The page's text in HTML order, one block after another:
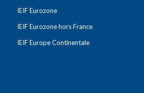
IEIF Eurozone
IEIF Eurozone hors France
IEIF Europe Continentale